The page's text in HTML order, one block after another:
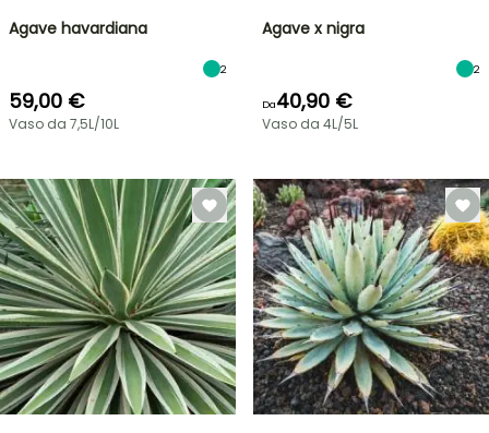
Agave havardiana
2
59,00 €
Vaso da 7,5L/10L
Agave x nigra
2
Da40,90 €
Vaso da 4L/5L